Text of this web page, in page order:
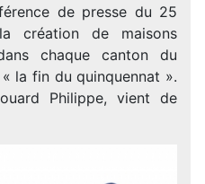
de presse du 25
création de maisons
chaque canton du
la fin du quinquennat ».
Philippe, vient de